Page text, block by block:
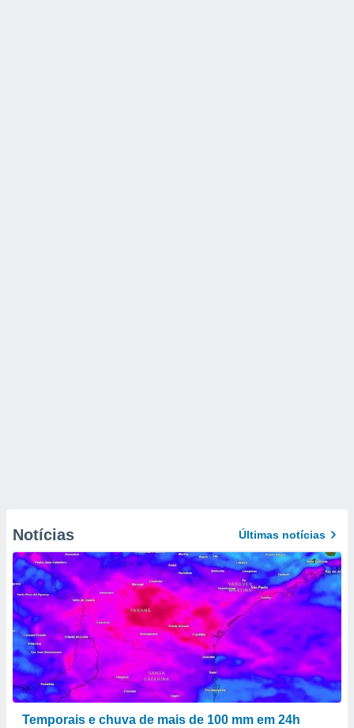
Notícias Últimas notícias
Temporais e chuva de mais de 100 mm em 24h